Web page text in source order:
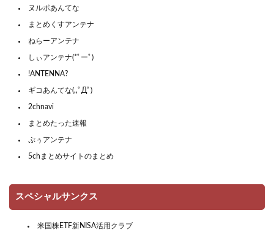
ヌルポあんてな
まとめくすアンテナ
ねらーアンテナ
しぃアンテナ(*ﾟーﾟ)
!ANTENNA?
ギコあんてな(,,ﾟДﾟ)
2chnavi
まとめたった速報
ぷぅアンテナ
5chまとめサイトのまとめ
スペシャルサンクス
米国株ETF新NISA活用クラブ